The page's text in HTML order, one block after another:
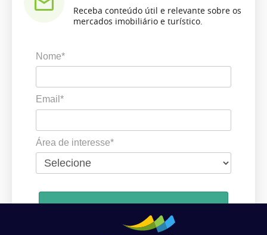
Receba conteúdo útil e relevante sobre os
mercados imobiliário e turístico.
Nome*
Email*
Área de interesse*